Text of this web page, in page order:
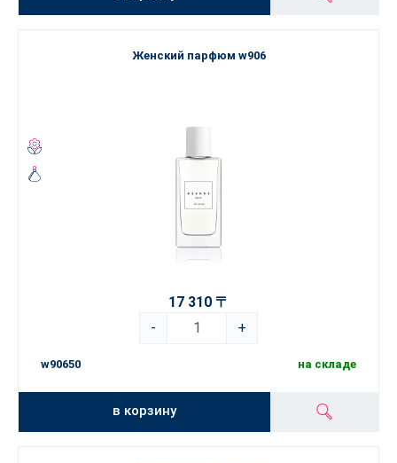
Женский парфюм w906
17 310 〒
-
+
w90650 на складе
в корзину